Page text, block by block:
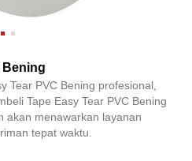
Bening
Tear PVC Bening profesional,
Tape Easy Tear PVC Bening
akan menawarkan layanan
tepat waktu.